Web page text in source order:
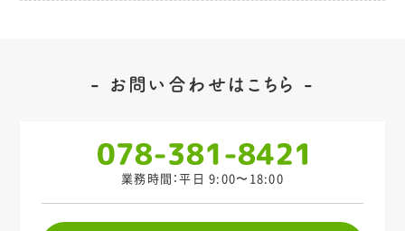
お問い合わせはこちら
業務時間：平日 9:00〜18:00